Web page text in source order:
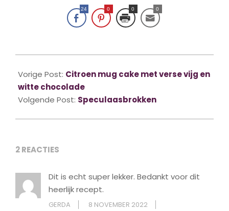
24 0 0 0
11-
08
Vorige Post: Citroen mug cake met verse vijg en
witte chocolade
Volgende Post: Speculaasbrokken
2 REACTIES
Dit is echt super lekker. Bedankt voor dit
heerlijk recept.
GERDA
8 NOVEMBER 2022